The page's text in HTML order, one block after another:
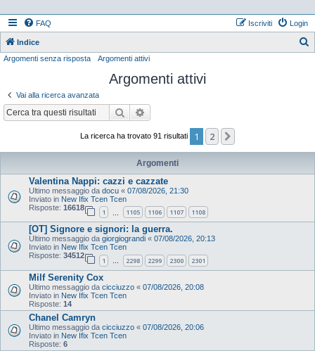
FAQ Login
Iscriviti
Indice
Argomenti senza risposta Argomenti attivi
Argomenti attivi
Vai alla ricerca avanzata
Cerca
La ricerca ha trovato 91 risultati 1 2
Argomenti
Valentina Nappi: cazzi e cazzate
Ultimo messaggio da docu « 07/08/2026, 21:30
Inviato in New Ifix Tcen Tcen
Risposte: 16618
1 1105 1106 1107 1108
[OT] Signore e signori: la guerra.
Ultimo messaggio da giorgiograndi « 07/08/2026, 20:13
Inviato in New Ifix Tcen Tcen
Risposte: 34512
1 … 2298 2299 2300 2301
Milf Serenity Cox
Ultimo messaggio da cicciuzzo « 07/08/2026, 20:08
Inviato in New Ifix Tcen Tcen
Risposte: 14
Chanel Camryn
Ultimo messaggio da cicciuzzo « 07/08/2026, 20:06
Inviato in New Ifix Tcen Tcen
Risposte: 6